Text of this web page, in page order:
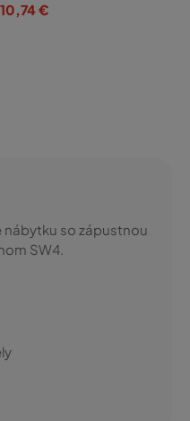
10,74€
nábytku so zápustnou
SW4.